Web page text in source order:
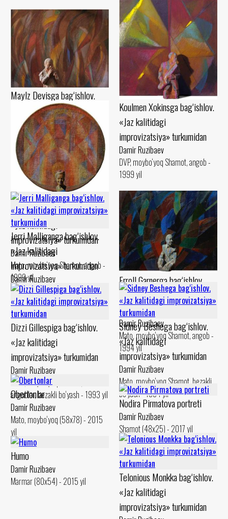
Koulmen Xokinsga bag‘ishlov.
«Jaz kalitidagi
improvizatsiya» turkumidan
Damir Ruzibaev
DVP, moybo‘yoq Shamot, angob -
1999 yil
Maylz Devisga bag‘ishlov.
«Jaz kalitidagi
improvizatsiya» turkumidan
Damir Ruzibaev
Karton, pastel Shamot, guash -
1990 yil
Billi Holidayga bag‘ishlov.
«Jaz kalitidagi
improvizatsiya» turkumidan
Damir Ruzibaev
Mato, moybo‘yoq Shamot, angob -
1999 yil
Erroll Garnerga bag‘ishlov.
«Jaz kalitidagi
improvizatsiya» turkumidan
Damir Ruzibaev
Mato, moybo‘yoq Shamot, angob -
1994 yil
Jerri Malliganga bag‘ishlov.
«Jaz kalitidagi
improvizatsiya» turkumidan
Damir Ruzibaev
Karton, levkas Shamot, angob -
1994 yil
Sidney Beshega bag‘ishlov.
«Jaz kalitidagi
improvizatsiya» turkumidan
Damir Ruzibaev
Mato, moybo‘yoq Shamot, bezakli
bo‘yash - 1994 yil
Dizzi Gillespiga bag‘ishlov.
«Jaz kalitidagi
improvizatsiya» turkumidan
Damir Ruzibaev
Mato, moybo‘yoq Shamot,
angoblar, bezakli bo‘yash - 1993 yil
Obertonlar
Damir Ruzibaev
Mato, moybo‘yoq (58x78) - 2015
yil
Nodira Pirmatova portreti
Damir Ruzibaev
Shamot (48x25) - 2017 yil
Telonious Monkka bag‘ishlov.
«Jaz kalitidagi
improvizatsiya» turkumidan
Humo
Damir Ruzibaev
Marmar (80x54) - 2015 yil